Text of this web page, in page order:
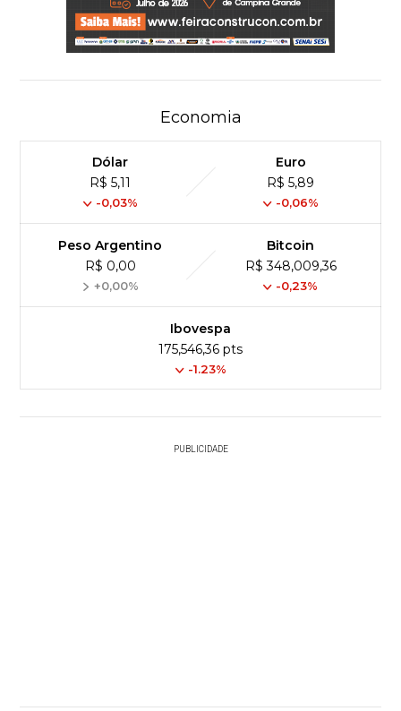
Economia
Dólar
R$ 5,11
-0,03%
Euro
R$ 5,89
-0,06%
Peso Argentino
R$ 0,00
+0,00%
Bitcoin
R$ 348,009,36
-0,23%
Ibovespa
175,546,36 pts
-1.23%
PUBLICIDADE